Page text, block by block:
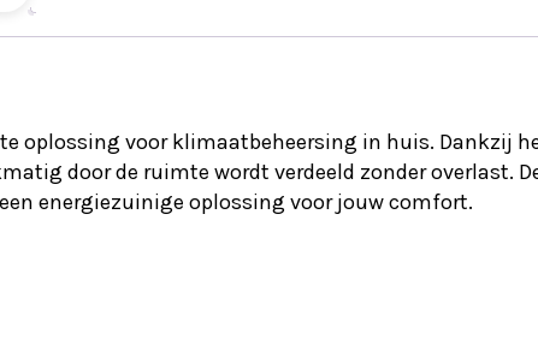
oplossing voor klimaatbeheersing in huis. Dankzij
door de ruimte wordt verdeeld zonder overlast.
energiezuinige oplossing voor jouw comfort.